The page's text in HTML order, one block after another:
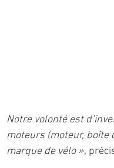
Notre volonté est
moteurs (moteur, boîte
marque de vélo »,